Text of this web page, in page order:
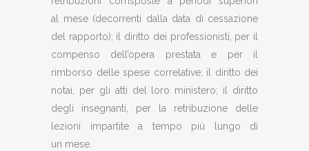
al mese (decorrenti dalla data di cessazione
del rapporto); il diritto dei professionisti, per il
compenso dell’opera prestata e per il
rimborso delle spese correlative; il diritto dei
notai, per gli atti del loro ministero; il diritto
degli insegnanti, per la retribuzione delle
lezioni impartite a tempo più lungo di
un mese.